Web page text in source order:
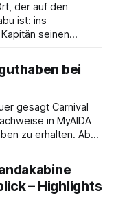
der auf den
ist: ins
seinen
Richtung Koblenz
bei
gesagt Carnival
in MyAIDA
zu erhalten. Ab
Bereits vor
gestrichen, das
– Highlights